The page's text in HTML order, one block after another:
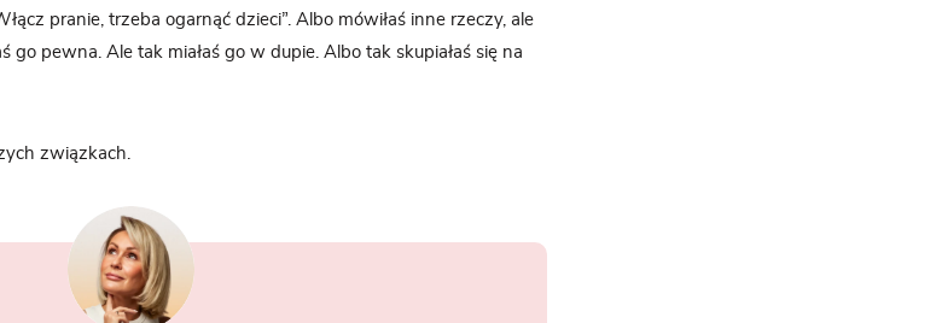
pranie, trzeba ogarnąć dzieci”. Albo mówiłaś inne rzeczy, ale
go pewna. Ale tak miałaś go w dupie. Albo tak skupiałaś się na
związkach.